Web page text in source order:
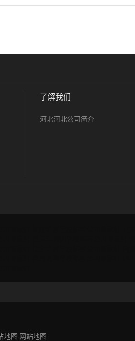
了解我们
河北河北公司简介
地图 网站地图